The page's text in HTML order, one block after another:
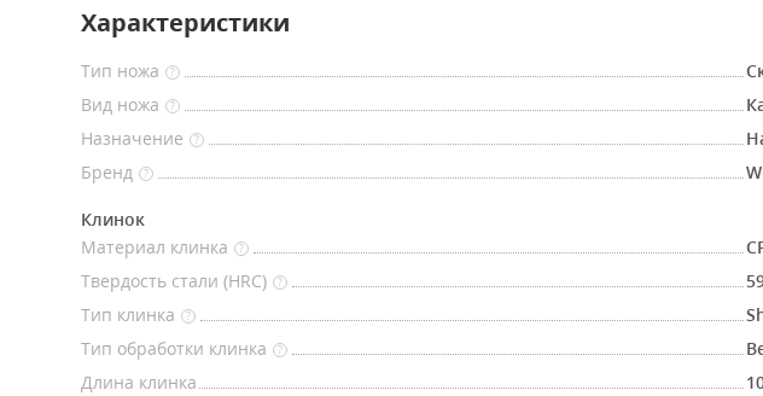
Характеристики
Тип ножа ?
Вид ножа ?
Назначение ?
Бренд ?
Клинок
Материал клинка
?
Твердость стали (HRC) ?
Тип клинка
?
Тип обработки клинка ?
Длина клинка